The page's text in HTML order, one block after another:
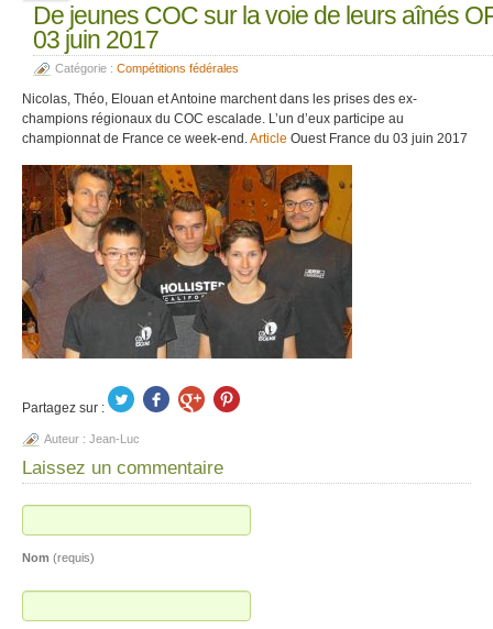
De jeunes COC sur la voie de leurs aînés
03 juin 2017
Catégorie : Compétitions fédérales
Nicolas, Théo, Elouan et Antoine marchent dans les prises des ex-
champions régionaux du COC escalade. L’un d’eux participe au
championnat de France ce week-end.Article Ouest France du 03 juin 2017
Partagez sur :
Auteur : Jean-Luc
Laissez un commentaire
Nom (requis)